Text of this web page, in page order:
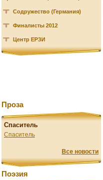
Содружество (Германия)
Финалисты 2012
Центр ЕРЗИ
Проза
Спаситель
Спаситель
Все новости
Поэзия